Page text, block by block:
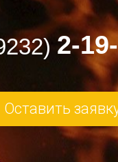
2-
Оставить